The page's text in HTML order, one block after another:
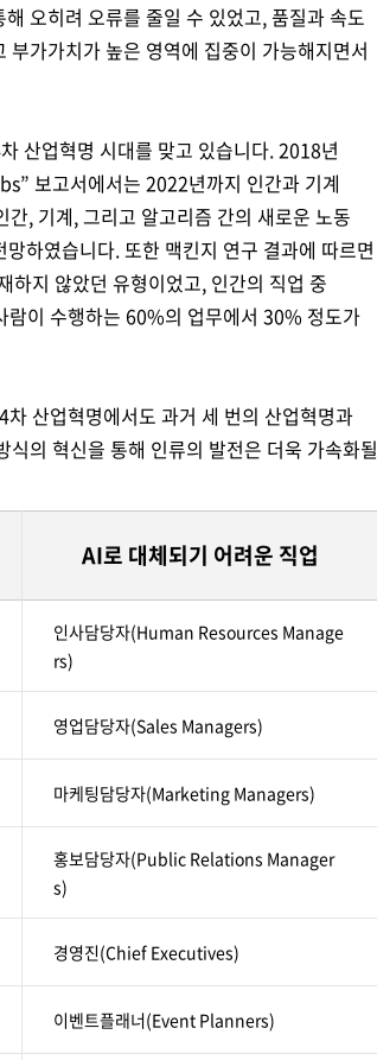
오히려 오류를 줄일 수 있었고, 품질과 속도
가가치가 높은 영역에 집중이 가능해지면서
산업혁명 시대를 맞고 있습니다. 2018년
보고서에서는 2022년까지 인간과 기계
, 기계, 그리고 알고리즘 간의 새로운 노동
하였습니다. 또한 맥킨지 연구 결과에 따르면
하지 않았던 유형이었고, 인간의 직업 중
람이 수행하는 60%의 업무에서 30% 정도가
산업혁명에서도 과거 세 번의 산업혁명과
의 혁신을 통해 인류의 발전은 더욱 가속화될
AI로 대체되기 어려운 직업
인사담당자(Human Resources Manage
rs)
영업담당자(Sales Managers)
마케팅담당자(Marketing Managers)
홍보담당자(Public Relations Manager
s)
경영진(Chief Executives)
이벤트플래너(Event Planners)